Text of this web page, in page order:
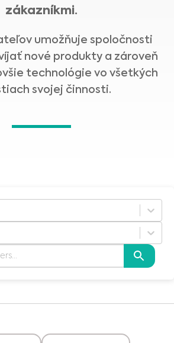
zákazníkmi.
umožňuje spoločnosti
nové produkty a zároveň
technológie vo všetkých
svojej činnosti.